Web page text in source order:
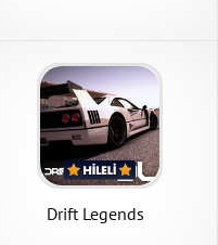
Drift Legends